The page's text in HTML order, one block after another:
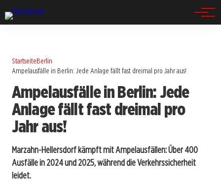
StartseiteBerlin
Ampelausfälle in Berlin: Jede Anlage fällt fast dreimal pro Jahr aus!
Ampelausfälle in Berlin: Jede
Anlage fällt fast dreimal pro
Jahr aus!
Marzahn-Hellersdorf kämpft mit Ampelausfällen: Über 400
Ausfälle in 2024 und 2025, während die Verkehrssicherheit
leidet.